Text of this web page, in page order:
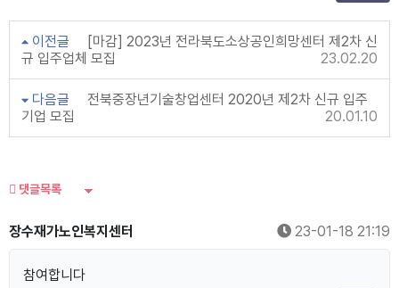
이전글
[마감] 2023년 전라북도소상공인희망센터 제2차 신
규 입주업체 모집
23.02.20
다음글
전북중장년기술창업센터 2020년 제2차 신규 입주
기업 모집
20.01.10
댓글목록
장수재가노인복지센터 23-01-18 21:19
참여합니다